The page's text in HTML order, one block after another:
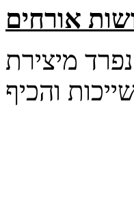
אורחים
מיצירת